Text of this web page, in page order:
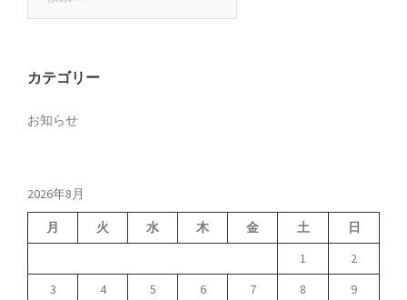
カテゴリー
お知らせ
2026年8月
月 火 水 木 金 土
日
1
2
3
4 5 6 7 8
9